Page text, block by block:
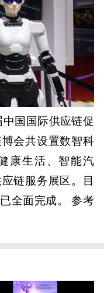
国国际供应链促
会共设置数智科
康生活、智能汽
链服务展区。目
全面完成。 参考